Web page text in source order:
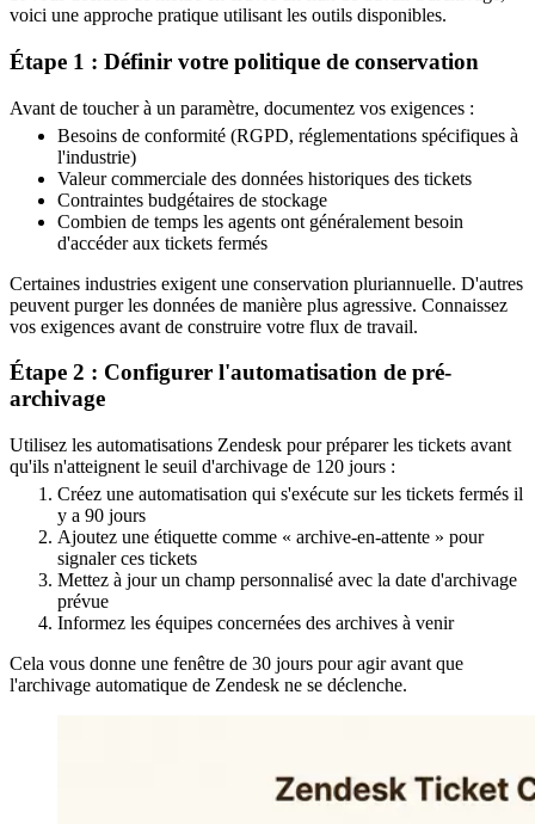
voici une approche pratique utilisant les outils disponibles.
Étape 1 : Définir votre politique de conservation
Avant de toucher à un paramètre, documentez vos exigences :
Besoins de conformité (RGPD, réglementations spécifiques à
l'industrie)
Valeur commerciale des données historiques des tickets
Contraintes budgétaires de stockage
Combien de temps les agents ont généralement besoin
d'accéder aux tickets fermés
Certaines industries exigent une conservation pluriannuelle. D'autres
peuvent purger les données de manière plus agressive. Connaissez
vos exigences avant de construire votre flux de travail.
Étape 2 : Configurer l'automatisation de pré-
archivage
Utilisez les automatisations Zendesk pour préparer les tickets avant
qu'ils n'atteignent le seuil d'archivage de 120 jours :
Créez une automatisation qui s'exécute sur les tickets fermés il
y a 90 jours
Ajoutez une étiquette comme « archive-en-attente » pour
signaler ces tickets
Mettez à jour un champ personnalisé avec la date d'archivage
prévue
Informez les équipes concernées des archives à venir
Cela vous donne une fenêtre de 30 jours pour agir avant que
l'archivage automatique de Zendesk ne se déclenche.